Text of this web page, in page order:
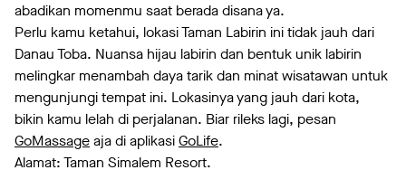
abadikan momenmu saat berada disana ya.
Perlu kamu ketahui, lokasi Taman Labirin ini tidak jauh dari
Danau Toba. Nuansa hijau labirin dan bentuk unik labirin
melingkar menambah daya tarik dan minat wisatawan untuk
mengunjungi tempat ini. Lokasinya yang jauh dari kota,
bikin kamu lelah di perjalanan. Biar rileks lagi, pesan
GoMassageaja di aplikasiGoLife.
Alamat: Taman Simalem Resort.